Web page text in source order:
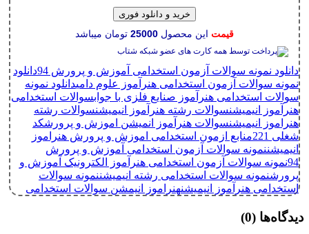
خرید و دانلود فوری
قیمت این محصول 25000 تومان میباشد
دانلود نمونه سوالات آزمون استخدامی آموزش و پرورش 94
دانلود
نمونه سوالات آزمون استخدامی هنرآموز علوم دامیدانلود نمونه
سوالات استخدامی هنرآموز صنایع فلزی با جوابسوالات استخدامی
هنرآموز انیمیشنسوالات رشته هنرآموز انیمیشنسوالات رشته
هنراموز انیمیشنسوالات هنرآموز انمیشن اموزش و پرورشکد
شغلی 221
منابع ازمون استخدامی اموزش و پرورش هنراموز
انیمیشننمونه سوالات آزمون استخدامی آموزش و پرورش
94نمونه سوالات آزمون استخدامی هنرآموز الکترونیک آموزش و
پرورشنمونه سوالات استخدامی رشته انیمیشننمونه سوالات
استخدامی هنرآموز انیمیشنهنراموز انیمشن سوالات استخدامی
دیدگاه‌ها (0)